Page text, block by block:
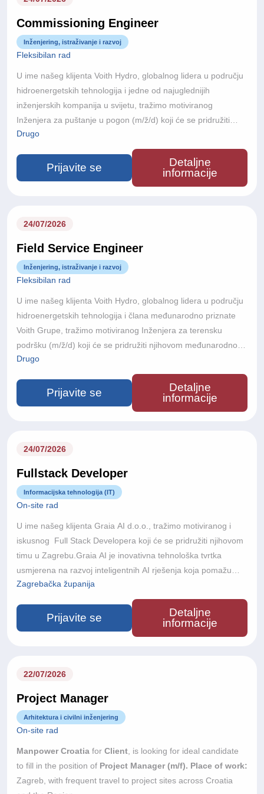
Commissioning Engineer
Inženjering, istraživanje i razvoj
Fleksibilan rad
U ime našeg klijenta Voith Hydro, globalnog lidera u području
hidroenergetskih tehnologija i jedne od najuglednijih
inženjerskih kompanija u svijetu, tražimo motiviranog
Inženjera za puštanje u pogon (m/ž/d) koji će se pridružiti
njihovom međunarodnom projektnom timu.Voith Hydro je dio
Voith Grupe, globalne tehnološke kompanije s više od 150
godina inženjerske izvrsnosti. Poslujući u više od 60 zemalja i
s približno 22.000 zaposlenika diljem svijeta, Voith razvija
budućnosti.
Drugo
Prijavite se
Detaljne
informacije
24/07/2026
Field Service Engineer
Inženjering, istraživanje i razvoj
Fleksibilan rad
U ime našeg klijenta Voith Hydro, globalnog lidera u području
hidroenergetskih tehnologija i člana međunarodno priznate
Voith Grupe, tražimo motiviranog Inženjera za terensku
podršku (m/ž/d) koji će se pridružiti njihovom međunarodnom
projektnom timu.S više od 150 godina inženjerske izvrsnosti,
poslovanjem u više od 60 zemalja i približno 22.000
zaposlenika diljem svijeta, Voith razvija inovativna tehnološka
rješenja koja podržavaju održivu proizvodnju energije i
projektima i želite sudjelovati u razvoju budućnosti obnovljivih
razvoj.
Drugo
Prijavite se
Detaljne
informacije
24/07/2026
Fullstack Developer
Informacijska tehnologija (IT)
On-site rad
U ime našeg klijenta Graia AI d.o.o., tražimo motiviranog i
iskusnog Full Stack Developera koji će se pridružiti njihovom
timu u Zagrebu.Graia AI je inovativna tehnološka tvrtka
usmjerena na razvoj inteligentnih AI rješenja koja pomažu
poslovnim korisnicima automatizirati procese, unaprijediti
korisničku interakciju i iskoristiti puni potencijal umjetne
inteligencije. Kombiniranjem naprednih AI tehnologija s
praktičnim poslovnim primjenama, Graia razvija skalabilna
kontinuiranom unapređenju skalabilnih full-stack rješenja za
product managerima, project managerima, AI inženjerima i
ostalim dionicima kako biste poslovne i produktne zahtjeve
pretvorili u kvalitetna tehnička rješenja.Vaša će uloga
uključivati doprinos tehničkom smjeru razvoja platforme,
primjenu najboljih razvojnih praksi te dijeljenje znanja unutar
razvojnog tima.Ako ste strastveni u stvaranju kvalitetnog
softvera, uživate u rješavanju kompleksnih tehničkih izazova i
Zagrebačka županija
Prijavite se
Detaljne
informacije
22/07/2026
Project Manager
Arhitektura i civilni inženjering
On-site rad
Manpower Croatia for Client , is looking for ideal candidate
to fill in the position of Project Manager (m/f). Place of work:
Zagreb, with frequent travel to project sites across Croatia